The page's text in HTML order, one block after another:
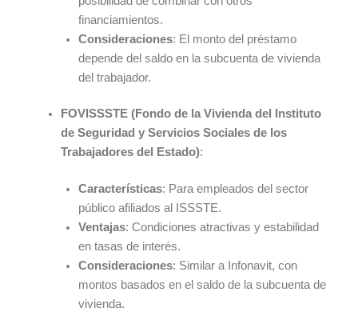
financiamientos.
Consideraciones: El monto del préstamo
depende del saldo en la subcuenta de vivienda
del trabajador.
FOVISSSTE (Fondo de la Vivienda del Instituto
de Seguridad y Servicios Sociales de los
Trabajadores del Estado):
Características: Para empleados del sector
público afiliados al ISSSTE.
Ventajas: Condiciones atractivas y estabilidad
en tasas de interés.
Consideraciones: Similar a Infonavit, con
montos basados en el saldo de la subcuenta de
vivienda.